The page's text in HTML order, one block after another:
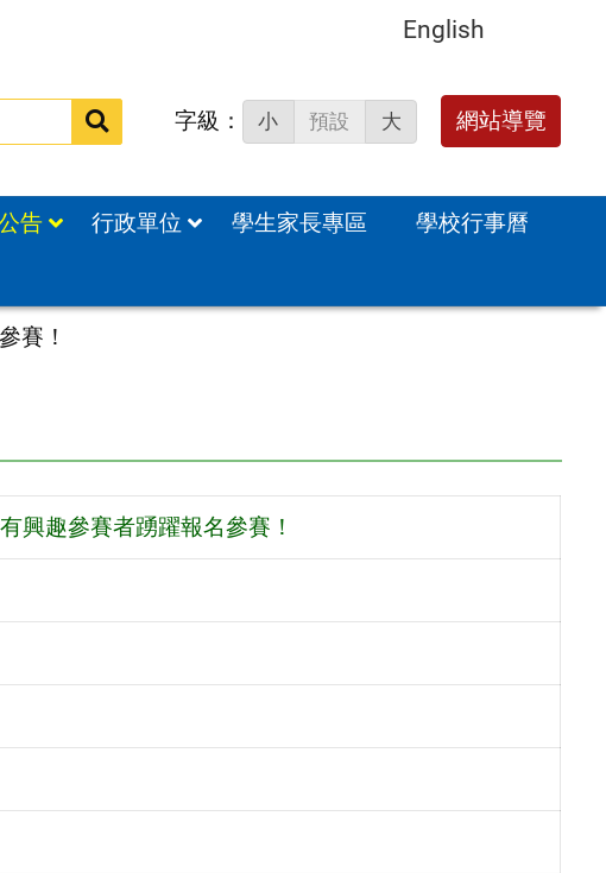
English
搜
字級： 小 預設 大 網站導覽
告 行政單位 學生家長專區
學校行事曆
賽！
興趣參賽者踴躍報名參賽！